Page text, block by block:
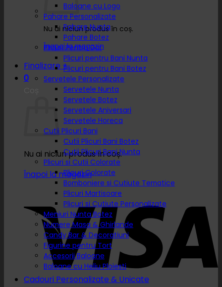
Nu ai niciun produs în coș.
Înapoi la magazin
Finalizare +
0
Nu ai niciun produs în coș.
Înapoi la magazin
Baloane cu Logo
Pahare Personalizate
Pahare Nunta
Pahare Botez
Plicuri Pentru Dar
Plicuri pentru Bani Nunta
Plicuri pentru Bani Botez
Servetele Personalizate
Servetele Nunta
Servetele Botez
Servetele Aniversari
Servetele Horeca
Cutii Plicuri Bani
Cutii Plicuri Bani Botez
Cutii Plicuri Bani Nunta
Plicuri si Cutii Colorate
Plicuri Colorate
Bomboniere si Cutiute Tematice
Plicuri Martisoare
Plicuri si Cutiute Personalizate
Meniuri Nunta Botez
Numere Masa & Ghirlande
Candy Bar & Decoratiuni
Figurine pentru Tort
Accesorii Baloane
Baloane cu Heliu Ploiesti
Cadouri Personalizate & Unicate